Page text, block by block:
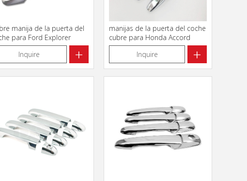
manija de la puerta del
para Ford Explorer
2018
Inquire
+
manijas de la puerta del coche
cubre para Honda Accord
2018
Inquire
+